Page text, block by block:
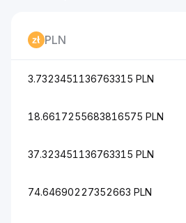
PLN
3.7323451136763315 PLN
18.6617255683816575 PLN
37.323451136763315 PLN
74.64690227352663 PLN